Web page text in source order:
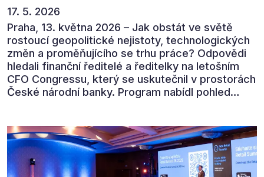
17. 5. 2026
Praha, 13. května 2026 – Jak obstát ve světě
rostoucí geopolitické nejistoty, technologických
změn a proměňujícího se trhu práce? Odpovědi
hledali finanční ředitelé a ředitelky na letošním
CFO Congressu, který se uskutečnil v prostorách
České národní banky. Program nabídl pohled
automatizaci, leadership i budoucnost role CFO.